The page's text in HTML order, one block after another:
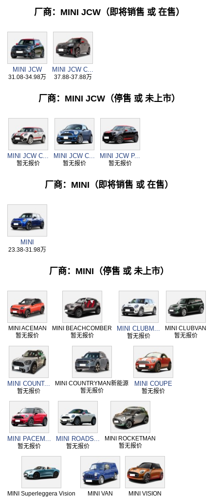
厂商：MINI JCW（即将销售 或 在售）
MINI JCW
31.08-34.98万
MINI JCW C...
37.88-37.88万
厂商：MINI JCW（停售 或 未上市）
MINI JCW C...
暂无报价
MINI JCW C...
暂无报价
MINI JCW P...
暂无报价
厂商：MINI（即将销售 或 在售）
MINI
23.38-31.98万
厂商：MINI（停售 或 未上市）
MINI ACEMAN
暂无报价
MINI BEACHCOMBER
暂无报价
MINI CLUBM...
暂无报价
MINI CLUBVAN
暂无报价
MINI COUNT...
暂无报价
MINI COUNTRYMAN新能源
暂无报价
MINI COUPE
暂无报价
MINI PACEM...
暂无报价
MINI ROADS...
暂无报价
MINI ROCKETMAN
暂无报价
MINI Superleggera Vision MINI VAN MINI VISION